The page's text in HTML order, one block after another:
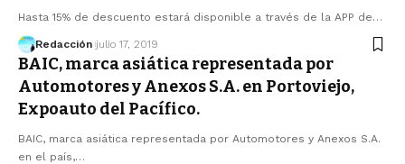
Hasta 15% de descuento estará disponible a través de la APP de…
Redacción julio 17, 2019
BAIC, marca asiática representada por
Automotores y Anexos S.A. en Portoviejo,
Expoauto del Pacífico.
BAIC, marca asiática representada por Automotores y Anexos S.A.
en el país,…